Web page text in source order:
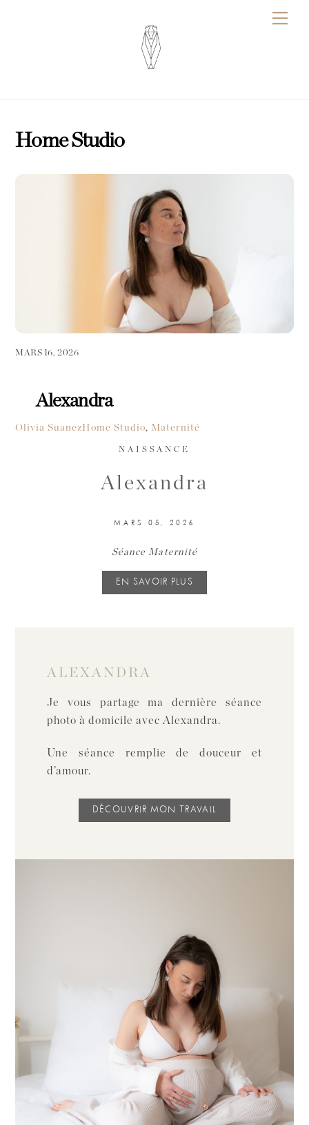
Home Studio
MARS 16, 2026
Alexandra
Olivia SuanezHome Studio, Maternité
NAISSANCE
Alexandra
MARS 05, 2026
Séance Maternité
EN SAVOIR PLUS
ALEXANDRA
Je vous partage ma dernière séance
photo à domicile avec Alexandra.
Une séance remplie de douceur et
d’amour.
DÉCOUVRIR MON TRAVAIL